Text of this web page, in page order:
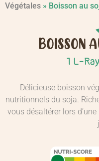
Végétales » Boisson au
BOISSON
1 L-
Délicieuse boisson
nutritionnels du soja.
vous désaltérer lors